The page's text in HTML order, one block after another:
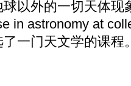
以外的一切天体现
in astronomy at
一门天文学的课程